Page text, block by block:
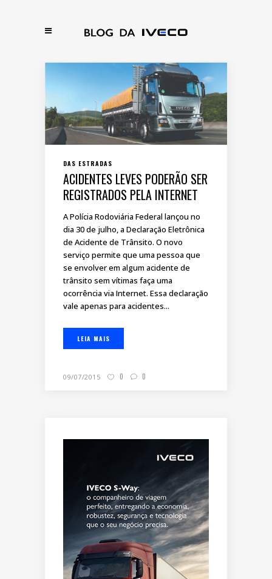
DAS ESTRADAS
ACIDENTES LEVES PODERÃO SER
REGISTRADOS PELA INTERNET
A Polícia Rodoviária Federal lançou no
dia 30 de julho, a Declaração Eletrônica
de Acidente de Trânsito. O novo
serviço permite que uma pessoa que
se envolver em algum acidente de
trânsito sem vítimas faça uma
ocorrência via Internet. Essa declaração
vale apenas para acidentes...
LEIA MAIS
09/07/2015 0 0